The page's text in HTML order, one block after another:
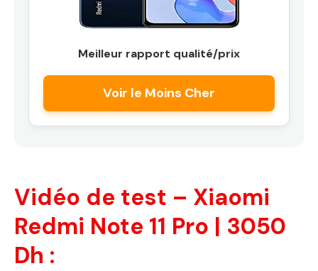
Meilleur rapport qualité/prix
Voir le Moins Cher
Vidéo de test – Xiaomi
Redmi Note 11 Pro | 3050
Dh :